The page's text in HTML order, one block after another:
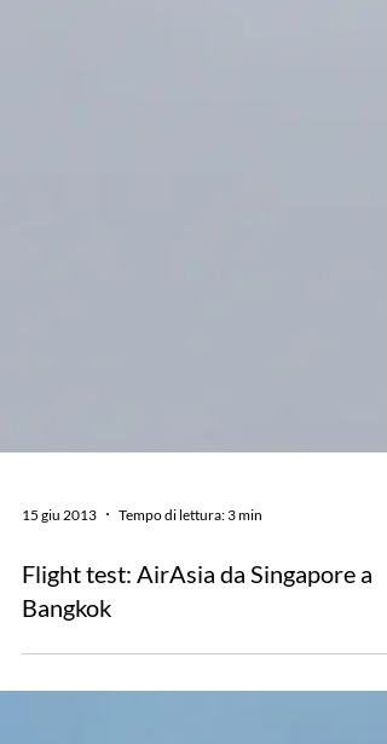
Flight test: AirAsia da Singapore a
Bangkok